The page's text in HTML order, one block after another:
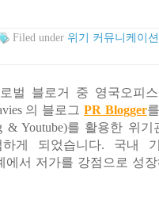
Filedunder 위기 커뮤니케이션
벌 블로거 중 영국오피
의 블로그 PR Blogger
& Youtube)를 활용한 위기
하게 되었습니다. 국내
에서 저가를 강점으로 성